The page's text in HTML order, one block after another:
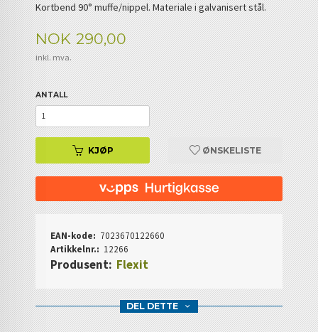
Kortbend 90° muffe/nippel. Materiale i galvanisert stål.
Pris
NOK 290,00
inkl. mva.
ANTALL
KJØP ØNSKELISTE
EAN-kode: 7023670122660
Artikkelnr.: 12266
Produsent: Flexit
DEL DETTE